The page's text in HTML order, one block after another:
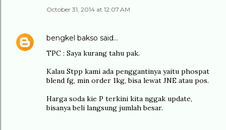
October 31, 2014 at 12:07 AM
bengkel bakso said…
TPC : Saya kurang tahu pak.
Kalau Stpp kami ada penggantinya yaitu phospat
blend fg, min order 1kg, bisa lewat JNE atau pos.
Harga soda kie P terkini kita nggak update,
bisanya beli langsung jumlah besar.